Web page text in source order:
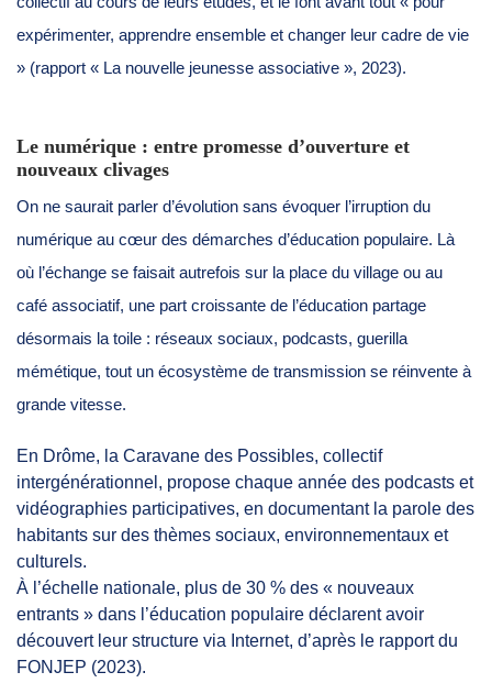
expérimenter, apprendre ensemble et changer leur cadre de vie
» (rapport « La nouvelle jeunesse associative », 2023).
Le numérique : entre promesse d’ouverture et
nouveaux clivages
On ne saurait parler d’évolution sans évoquer l’irruption du
numérique au cœur des démarches d’éducation populaire. Là
où l’échange se faisait autrefois sur la place du village ou au
café associatif, une part croissante de l’éducation partage
désormais la toile : réseaux sociaux, podcasts, guerilla
mémétique, tout un écosystème de transmission se réinvente à
grande vitesse.
En Drôme, la Caravane des Possibles, collectif
intergénérationnel, propose chaque année des podcasts et
vidéographies participatives, en documentant la parole des
habitants sur des thèmes sociaux, environnementaux et
culturels.
À l’échelle nationale, plus de 30 % des « nouveaux
entrants » dans l’éducation populaire déclarent avoir
découvert leur structure via Internet, d’après le rapport du
FONJEP (2023).